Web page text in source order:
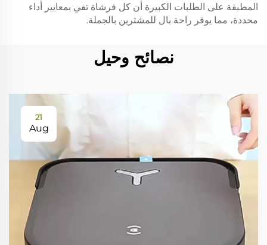
المطبقة على الطلبات الكبيرة أن كل فرشاة تفي بمعايير أداء
محددة، مما يوفر راحة بال للمشترين بالجملة.
نصائح وحيل
21
Aug